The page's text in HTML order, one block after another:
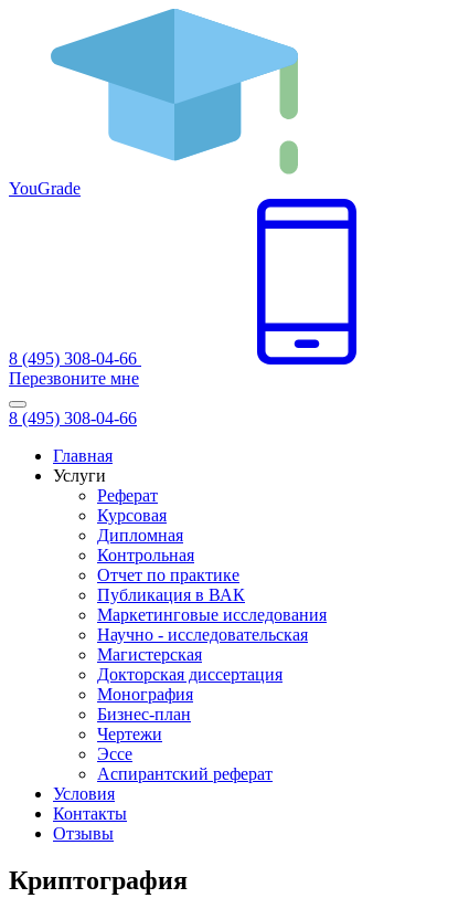
YouGrade
8 (495) 308-04-66
Перезвоните мне
8 (495) 308-04-66
Главная
Услуги
Реферат
Курсовая
Дипломная
Контрольная
Отчет по практике
Публикация в ВАК
Маркетинговые исследования
Научно - исследовательская
Магистерская
Докторская диссертация
Монография
Бизнес-план
Чертежи
Эссе
Аспирантский реферат
Условия
Контакты
Отзывы
Криптография